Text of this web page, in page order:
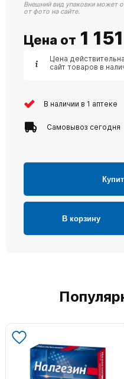
Внешний вид упаковки может
от фото на сайте.
Цена от 1 151
Цена
сайт товаров в
В наличии в 1 аптеке
Самовывоз сегодня
В корзину